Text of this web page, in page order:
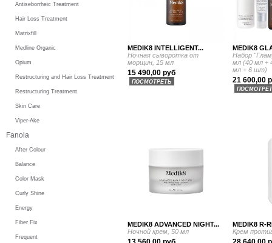
MEDIK8 INTELLIGENT...
Ночная сыворотка от
морщин, 15 мл
15 490,00 руб
ПОСМОТРЕТЬ
MEDIK8
Набор
мл (40 мл +
мл + 6 шт)
21 600,00
MEDIK8 ADVANCED NIGHT...
Ночной крем, 50 мл
MEDIK8 R-
Крем
Antiseborrheic Treatment
Hair Loss Treatment
Matrixfill
Medline Organic
Opium
Restructuring and Hair Loss Treatment
Restructuring Treatment
Skin Care
Viper-Ake
Fanola
After Colour
Balance
Color Mask
Curly Shine
Energy
Fiber Fix
Frequent